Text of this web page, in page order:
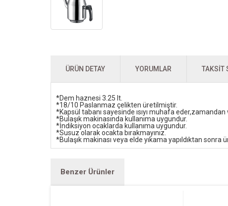
ÜRÜN DETAY YORUMLAR TAKSIT
*Dem haznesi 3.25 lt.
*18/10 Paslanmaz çelikten üretilmiştir.
*Kapsül tabanı sayesinde ısıyı muhafa
*Bulaşık makinasında kullanıma uygundur.
*İndiksiyon ocaklarda kullanıma uygundur.
*Susuz olarak ocakta bırakmayınız.
*Bulaşık makinası veya elde yıkama yapıldıktan
Benzer Ürünler